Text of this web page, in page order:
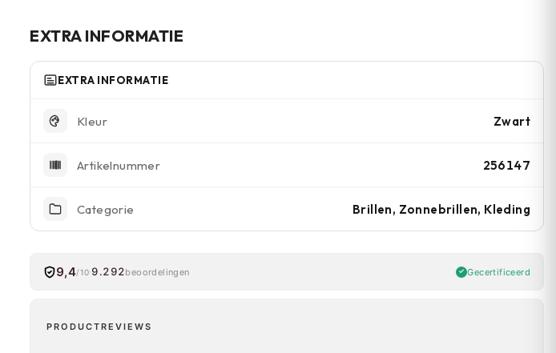
EXTRA INFORMATIE
EXTRA INFORMATIE
Kleur Zwart
Artikelnummer 256147
Categorie Brillen, Zonnebrillen, Kleding
9,4/10 9.292beoordelingen Gecertificeerd
PRODUCTREVIEWS